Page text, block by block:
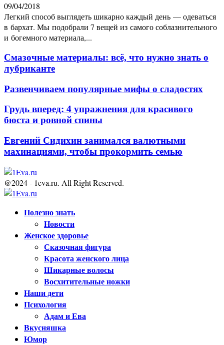
09/04/2018
Легкий способ выглядеть шикарно каждый день — одеваться
в бархат. Мы подобрали 7 вещей из самого соблазнительного
и богемного материала,...
Смазочные материалы: всё, что нужно знать о
лубриканте
Развенчиваем популярные мифы о сладостях
Грудь вперед: 4 упражнения для красивого
бюста и ровной спины
Евгений Сидихин занимался валютными
махинациями, чтобы прокормить семью
@2024 - 1eva.ru. All Right Reserved.
Полезно знать
Новости
Женское здоровье
Сказочная фигура
Красота женского лица
Шикарные волосы
Восхитительные ножки
Наши дети
Психология
Адам и Ева
Вкусняшка
Юмор